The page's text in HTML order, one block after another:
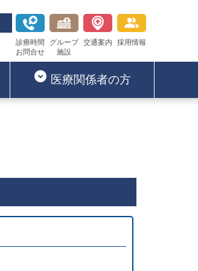
診療時間
お問合せ
グループ
施設
交通案内 採用情報
医療関係者の方